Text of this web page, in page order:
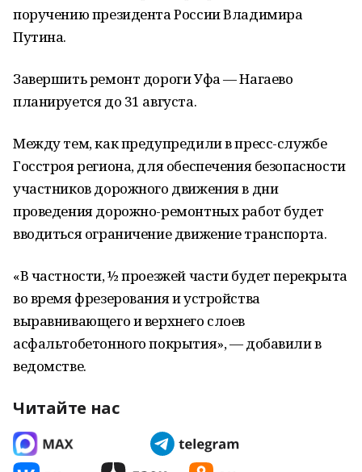
поручению президента России Владимира
Путина.
Завершить ремонт дороги Уфа — Нагаево
планируется до 31 августа.
Между тем, как предупредили в пресс-службе
Госстроя региона, для обеспечения безопасности
участников дорожного движения в дни
проведения дорожно-ремонтных работ будет
вводиться ограничение движение транспорта.
«В частности, ½ проезжей части будет перекрыта
во время фрезерования и устройства
выравнивающего и верхнего слоев
асфальтобетонного покрытия», — добавили в
ведомстве.
Читайте нас